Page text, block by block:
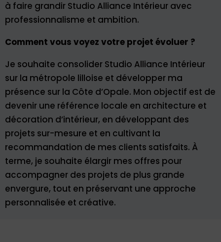
à faire grandir Studio Alliance Intérieur avec
professionnalisme et ambition.
Comment vous voyez votre projet évoluer ?
Je souhaite consolider Studio Alliance Intérieur
sur la métropole lilloise et développer ma
présence sur la Côte d’Opale. Mon objectif est de
devenir une référence locale en architecture et
décoration d’intérieur, en développant des
projets sur-mesure et en cultivant la
recommandation de mes clients satisfaits. À
terme, je souhaite élargir mes offres pour
accompagner des projets de plus grande
envergure, tout en préservant une approche
personnalisée et créative.